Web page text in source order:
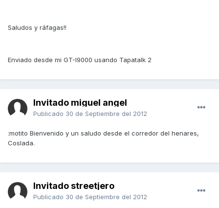
Saludos y ráfagas!!
Enviado desde mi GT-I9000 usando Tapatalk 2
Invitado miguel angel
Publicado 30 de Septiembre del 2012
:motito Bienvenido y un saludo desde el corredor del henares,
Coslada.
Invitado streetjero
Publicado 30 de Septiembre del 2012